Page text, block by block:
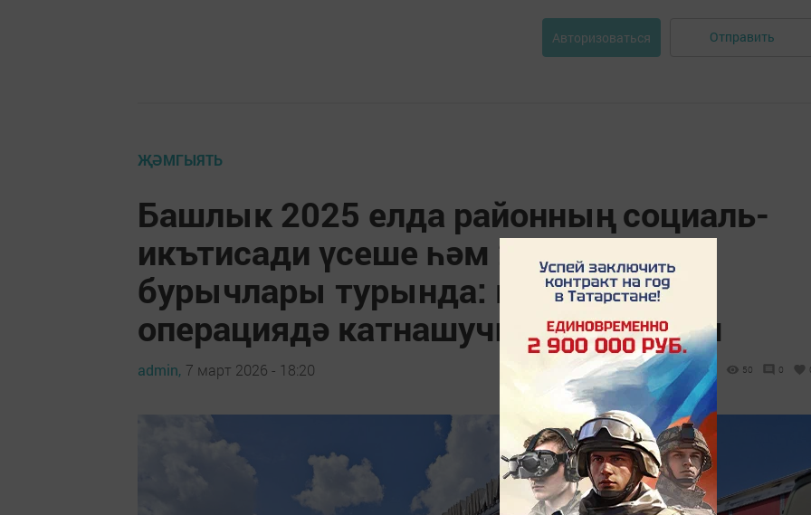
Авторизоваться Отправить
ҖӘМГЫЯТЬ
Башлык 2025 елда районның социаль-
икътисади үсеше һәм 2026 елга
бурычлары турында: махсус хәрби
операциядә катнашучыларга ярдәм
admin, 7 март 2026 - 18:20 50 0